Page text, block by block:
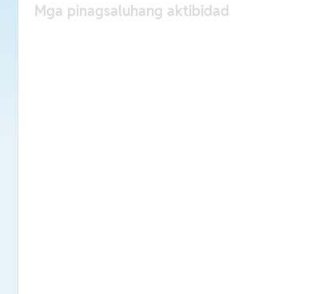
Mga pinagsaluhang aktibidad